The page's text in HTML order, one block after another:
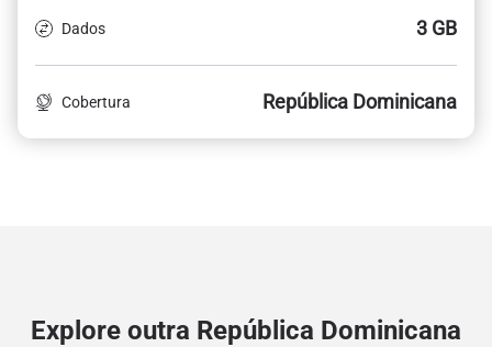
Dados 3 GB
Cobertura República Dominicana
Explore outra República Dominicana